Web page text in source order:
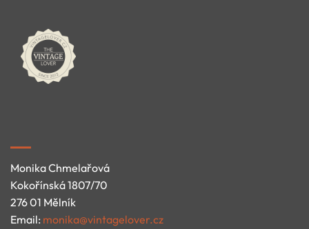
Monika Chmelařová
Kokořínská 1807/70
276 01 Mělník
Email: monika@vintagelover.cz